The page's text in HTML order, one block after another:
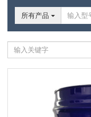
所有产品